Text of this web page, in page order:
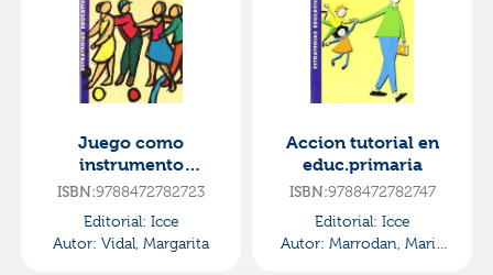
Juego como
instrumento
educativo
ISBN:9788472782723
Editorial: Icce
Autor: Vidal, Margarita
Accion tutorial en
educ.primaria
ISBN:9788472782747
Editorial: Icce
Autor: Marrodan, Maria